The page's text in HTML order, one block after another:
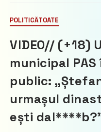
POLITICĂTOATE
VIDEO// (+18)
municipal
public:
urmașul
ești